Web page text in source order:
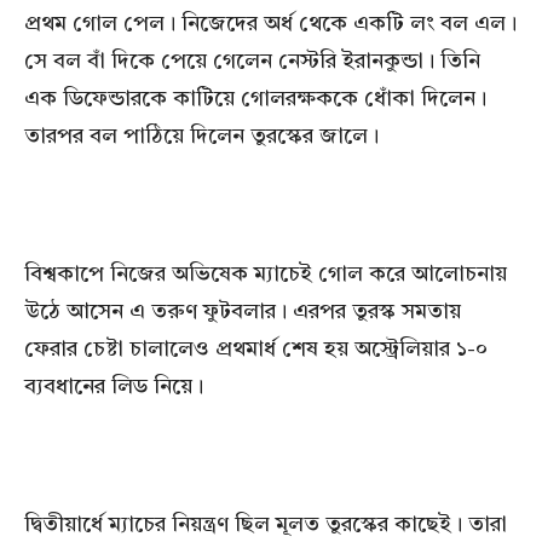
প্রথম গোল পেল। নিজেদের অর্ধ থেকে একটি লং বল এল।
সে বল বাঁ দিকে পেয়ে গেলেন নেস্টরি ইরানকুন্ডা। তিনি
এক ডিফেন্ডারকে কাটিয়ে গোলরক্ষককে ধোঁকা দিলেন।
তারপর বল পাঠিয়ে দিলেন তুরস্কের জালে।
বিশ্বকাপে নিজের অভিষেক ম্যাচেই গোল করে আলোচনায়
উঠে আসেন এ তরুণ ফুটবলার। এরপর তুরস্ক সমতায়
ফেরার চেষ্টা চালালেও প্রথমার্ধ শেষ হয় অস্ট্রেলিয়ার ১-০
ব্যবধানের লিড নিয়ে।
দ্বিতীয়ার্ধে ম্যাচের নিয়ন্ত্রণ ছিল মূলত তুরস্কের কাছেই। তারা